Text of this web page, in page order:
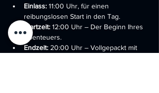
Einlass: 11:00 Uhr, für einen
reibungslosen Start in den Tag.
Startzeit: 12:00 Uhr – Der Beginn Ihres
Abenteuers.
Endzeit: 20:00 Uhr – Vollgepackt mit